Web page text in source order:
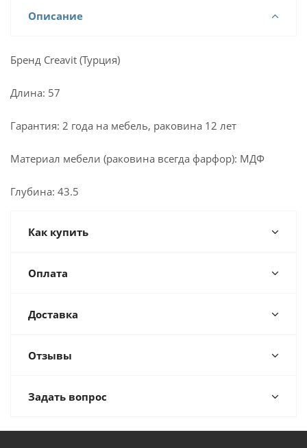
Описание
Бренд Creavit (Турция)
Длина: 57
Гарантия: 2 года на мебель, раковина 12 лет
Материал мебели (раковина всегда фарфор): МДФ
Глубина: 43.5
Как купить
Оплата
Доставка
Отзывы
Задать вопрос